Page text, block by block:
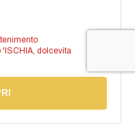
'ISCHIA, dolcevita